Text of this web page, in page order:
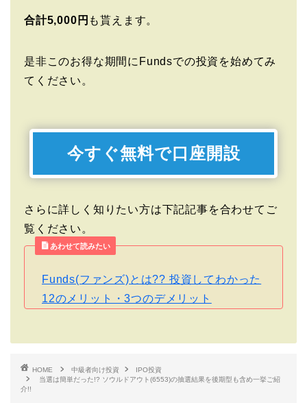
合計5,000円 も貰えます。
是非このお得な期間にFundsでの投資を始めてみ
てください。
今すぐ無料で口座開設
さらに詳しく知りたい方は下記記事を合わせてご
覧ください。
あわせて読みたい
Funds(ファンズ)とは?? 投資してわかった
12のメリット・3つのデメリット
HOME 中級者向け投資
IPO投資
当選は簡単だった!? ソウルドアウト(6553)の抽選結果を後期型も含め一挙ご紹
介!!